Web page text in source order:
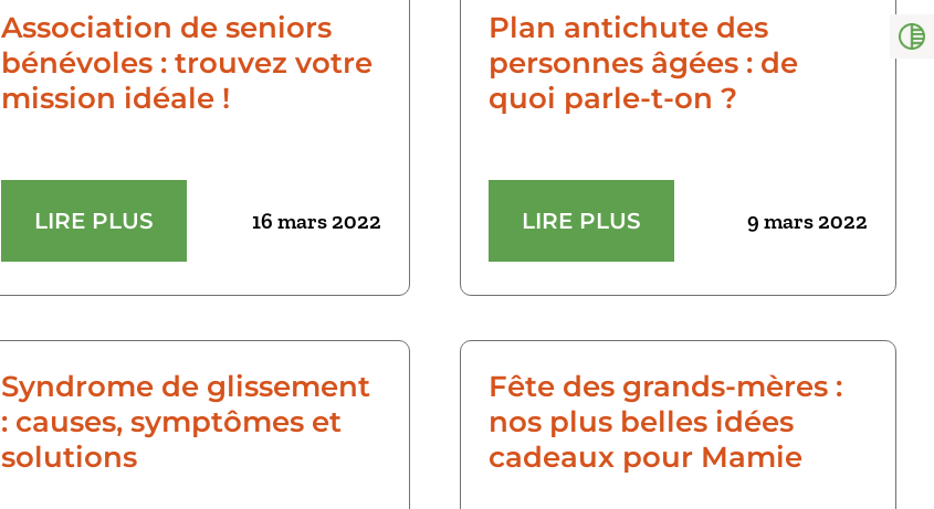
Association de seniors
bénévoles : trouvez votre
mission idéale !
LIRE PLUS 16 mars 2022
Plan antichute des
personnes âgées : de
quoi parle-t-on ?
LIRE PLUS 9 mars 2022
Syndrome de glissement
: causes, symptômes et
solutions
Fête des grands-mères :
nos plus belles idées
cadeaux pour Mamie